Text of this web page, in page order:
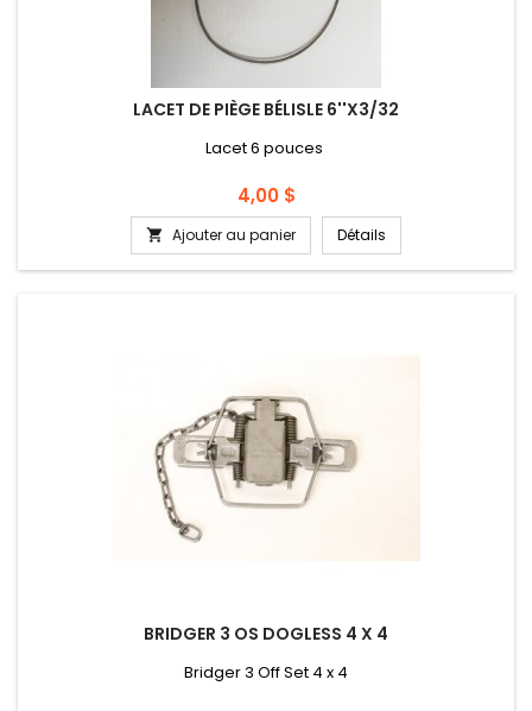
LACET DE PIÈGE BÉLISLE 6''X3/32
Lacet 6 pouces
Prix
4,00 $
 Ajouter au panier Détails
BRIDGER 3 OS DOGLESS 4 X 4
Bridger 3 Off Set 4 x 4